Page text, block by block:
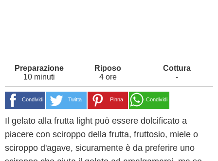
10 minuti 4 ore -
Condividi Twitta Pinna Condividi
Il gelato alla frutta light può essere dolcificato a
piacere con sciroppo della frutta, fruttosio, miele o
sciroppo d'agave, sicuramente è da preferire uno